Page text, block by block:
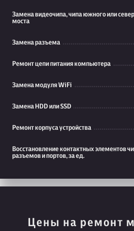
Замена видеочипа, чипа южного или
моста
Замена разъема
Ремонт цепи питания компьютера
Замена модуля WiFi
Замена HDD или SSD
Ремонт корпуса устройства
Восстановление контактных элементов
разъемов и портов, за ед.
Цены на ремонт